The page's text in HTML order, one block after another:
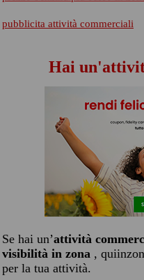
pubblicita attività commerciali
Hai
Se hai un’attività
visibilità in zona ,
per la tua attività.